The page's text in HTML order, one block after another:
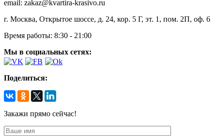
email: zakaz@kvartira-krasivo.ru
г. Москва, Открытое шоссе, д. 24, кор. 5 Г, эт. 1, пом. 2П, оф. 6
Время работы: 8:30 - 21:00
Мы в социальных сетях:
Поделиться:
Закажи прямо сейчас!